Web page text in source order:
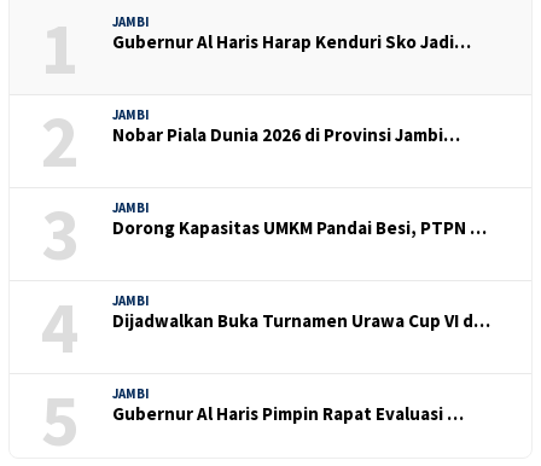
1 JAMBI
Gubernur Al Haris Harap Kenduri Sko Jadi…
2 JAMBI
Nobar Piala Dunia 2026 di Provinsi Jambi…
3 JAMBI
Dorong Kapasitas UMKM Pandai Besi, PTPN …
4 JAMBI
Dijadwalkan Buka Turnamen Urawa Cup VI d…
5 JAMBI
Gubernur Al Haris Pimpin Rapat Evaluasi …